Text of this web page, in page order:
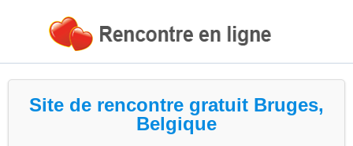
Site de rencontre gratuit Bruges,
Belgique